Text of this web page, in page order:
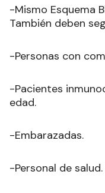
-Mismo Esquema
También deben
-Personas con
-Pacientes
edad.
-Embarazadas.
-Personal de salud.